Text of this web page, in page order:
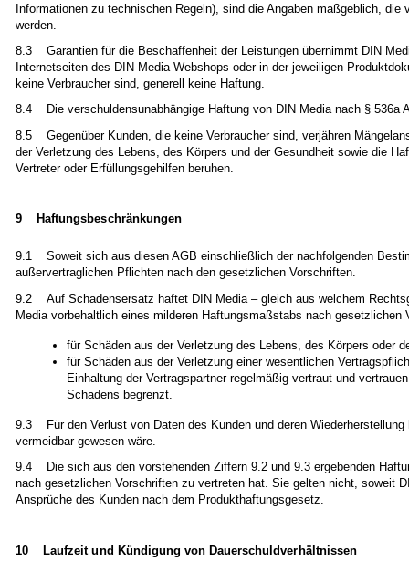
Informationen zu technischen Regeln), sind die Angaben maßgeblich,
werden.
8.3 Garantien für die Beschaffenheit der Leistungen übernimmt DIN
Internetseiten des DIN Media Webshops oder in der jeweiligen
keine Verbraucher sind, generell keine Haftung.
8.4 Die verschuldensunabhängige Haftung von DIN Media nach § 536a
8.5 Gegenüber Kunden, die keine Verbraucher sind, verjähren
der Verletzung des Lebens, des Körpers und der Gesundheit sowie die
Vertreter oder Erfüllungsgehilfen beruhen.
9 Haftungsbeschränkungen
9.1 Soweit sich aus diesen AGB einschließlich der nachfolgenden
außervertraglichen Pflichten nach den gesetzlichen Vorschriften.
9.2 Auf Schadensersatz haftet DIN Media – gleich aus welchem
Media vorbehaltlich eines milderen Haftungsmaßstabs nach
für Schäden aus der Verletzung des Lebens, des Körpers oder
für Schäden aus der Verletzung einer wesentlichen
Einhaltung der Vertragspartner regelmäßig vertraut und
Schadens begrenzt.
9.3 Für den Verlust von Daten des Kunden und deren
vermeidbar gewesen wäre.
9.4 Die sich aus den vorstehenden Ziffern 9.2 und 9.3 ergebenden
nach gesetzlichen Vorschriften zu vertreten hat. Sie gelten nicht, soweit
Ansprüche des Kunden nach dem Produkthaftungsgesetz.
10 Laufzeit und Kündigung von Dauerschuldverhältnissen